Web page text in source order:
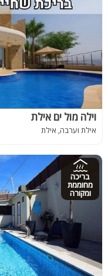
וילה מול ים אילת
אילת וערבה, אילת
בריכה
מחוממת
ומקורה